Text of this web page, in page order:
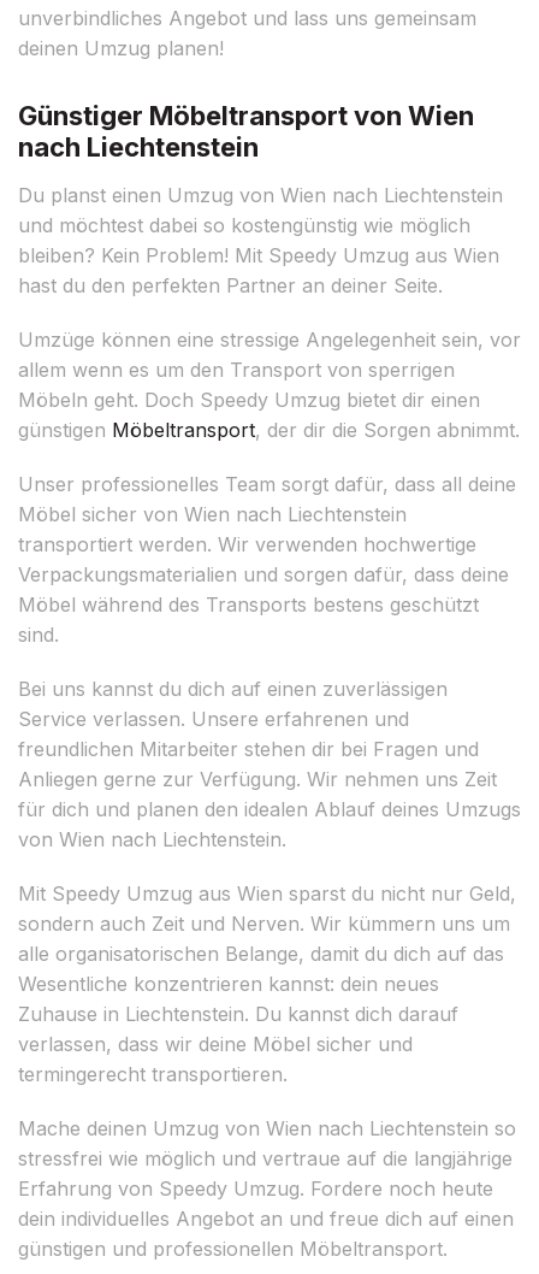
unverbindliches Angebot und lass uns gemeinsam
deinen Umzug planen!
Günstiger Möbeltransport von Wien
nach Liechtenstein
Du planst einen Umzug von Wien nach Liechtenstein
und möchtest dabei so kostengünstig wie möglich
bleiben? Kein Problem! Mit Speedy Umzug aus Wien
hast du den perfekten Partner an deiner Seite.
Umzüge können eine stressige Angelegenheit sein, vor
allem wenn es um den Transport von sperrigen
Möbeln geht. Doch Speedy Umzug bietet dir einen
günstigen Möbeltransport, der dir die Sorgen abnimmt.
Unser professionelles Team sorgt dafür, dass all deine
Möbel sicher von Wien nach Liechtenstein
transportiert werden. Wir verwenden hochwertige
Verpackungsmaterialien und sorgen dafür, dass deine
Möbel während des Transports bestens geschützt
sind.
Bei uns kannst du dich auf einen zuverlässigen
Service verlassen. Unsere erfahrenen und
freundlichen Mitarbeiter stehen dir bei Fragen und
Anliegen gerne zur Verfügung. Wir nehmen uns Zeit
für dich und planen den idealen Ablauf deines Umzugs
von Wien nach Liechtenstein.
Mit Speedy Umzug aus Wien sparst du nicht nur Geld,
sondern auch Zeit und Nerven. Wir kümmern uns um
alle organisatorischen Belange, damit du dich auf das
Wesentliche konzentrieren kannst: dein neues
Zuhause in Liechtenstein. Du kannst dich darauf
verlassen, dass wir deine Möbel sicher und
termingerecht transportieren.
Mache deinen Umzug von Wien nach Liechtenstein so
stressfrei wie möglich und vertraue auf die langjährige
Erfahrung von Speedy Umzug. Fordere noch heute
dein individuelles Angebot an und freue dich auf einen
günstigen und professionellen Möbeltransport.